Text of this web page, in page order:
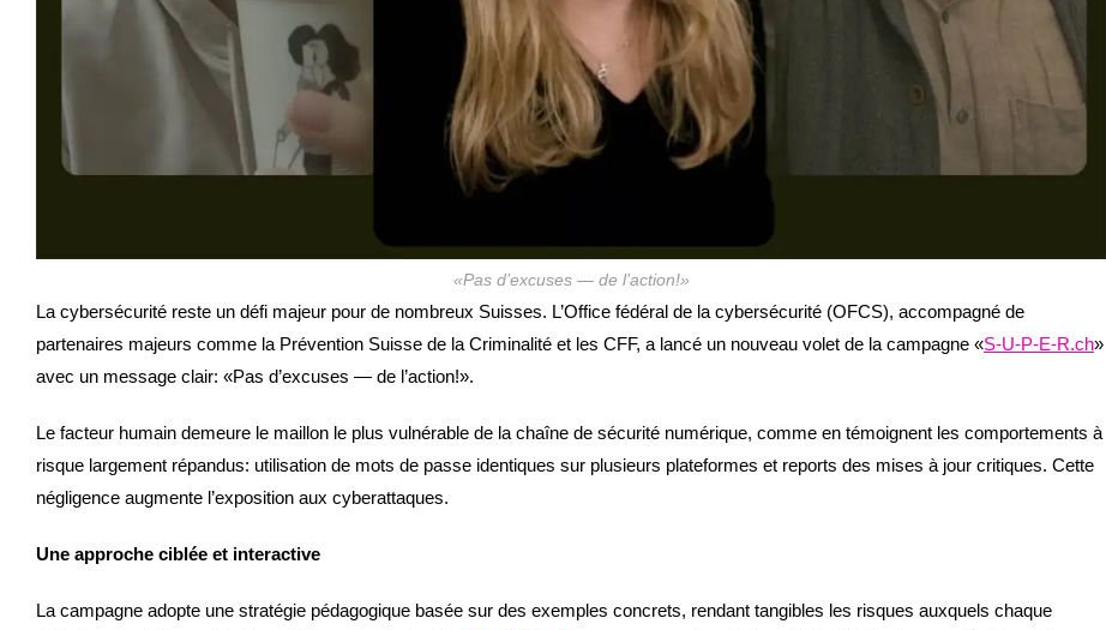
«Pas d’excuses — de l’action!»
La cybersécurité reste un défi majeur pour de nombreux Suisses. L’Office fédéral de la cybersécurité (OFCS), accompagné de
partenaires majeurs comme la Prévention Suisse de la Criminalité et les CFF, a lancé un nouveau volet de la campagne «S-U-P-E-R.ch»
avec un message clair: «Pas d’excuses — de l’action!».
Le facteur humain demeure le maillon le plus vulnérable de la chaîne de sécurité numérique, comme en témoignent les comportements à
risque largement répandus: utilisation de mots de passe identiques sur plusieurs plateformes et reports des mises à jour critiques. Cette
négligence augmente l’exposition aux cyberattaques.
Une approche ciblée et interactive
La campagne adopte une stratégie pédagogique basée sur des exemples concrets, rendant tangibles les risques auxquels chaque